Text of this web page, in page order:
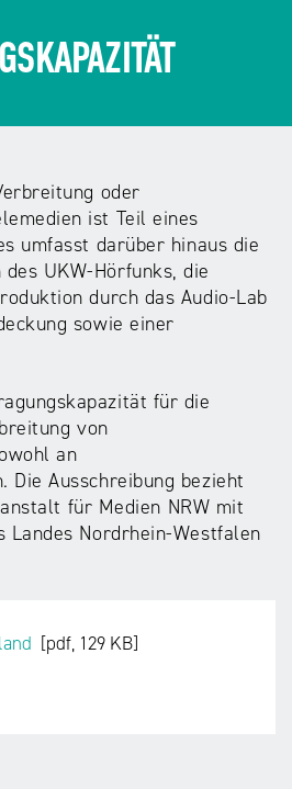
oder
ist Teil eines
umfasst darüber hinaus die
UKW-Hörfunks, die
durch das Audio-Lab
sowie einer
für die
von
an
Die Ausschreibung bezieht
für Medien NRW mit
Landes Nordrhein-Westfalen
[pdf, 129 KB]